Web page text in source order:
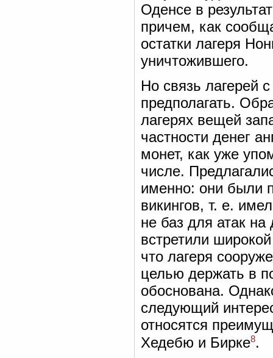
Оденсе в
причем, как
остатки лагеря
уничтожившего.
Но связь лагерей
предполагать.
лагерях вещей
частности денег
монет, как уже
числе.
именно: они были
викингов, т. е.
не баз для атак
встретили
что лагеря
целью держать в
обоснована.
следующий
относятся
Хедебю и Бирке8.